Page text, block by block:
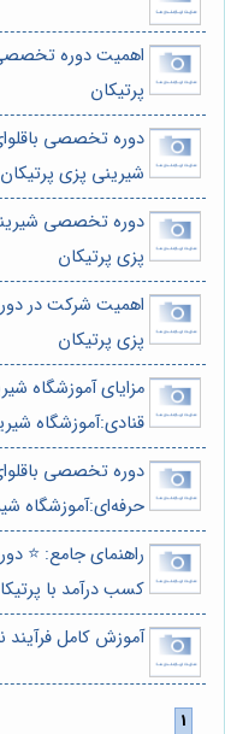
اهمیت دوره
پرتیکان
دوره تخصصی
شیرینی پزی پرتیکان
دوره تخصصی
پزی پرتیکان
اهمیت شرکت در
پزی پرتیکان
مزایای آموزشگاه
قنادی:آموزشگاه
دوره تخصصی
حرفه‌ای:آموزشگاه
راهنمای جامع: ⭐️
کسب درآمد با
آموزش کامل فرآیند